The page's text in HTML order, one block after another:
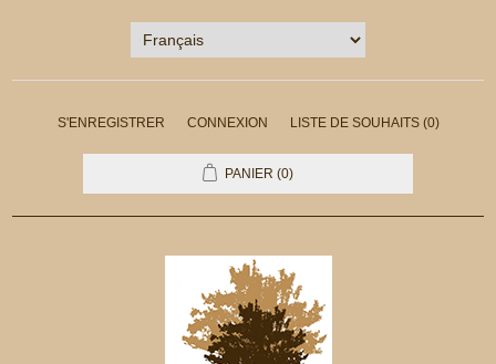
S'ENREGISTRER CONNEXION LISTE DE SOUHAITS (0)
PANIER (0)